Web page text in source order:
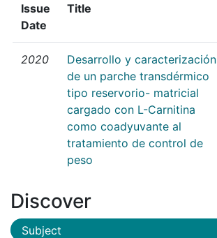
Issue
Date
Title
2020
Desarrollo y caracterización
de un parche transdérmico
tipo reservorio- matricial
cargado con L-Carnitina
como coadyuvante al
tratamiento de control de
peso
Discover
Subject